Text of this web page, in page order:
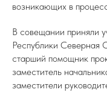
возникающих в
В совещании приняли
Республики
старший помощник
заместитель
заместители